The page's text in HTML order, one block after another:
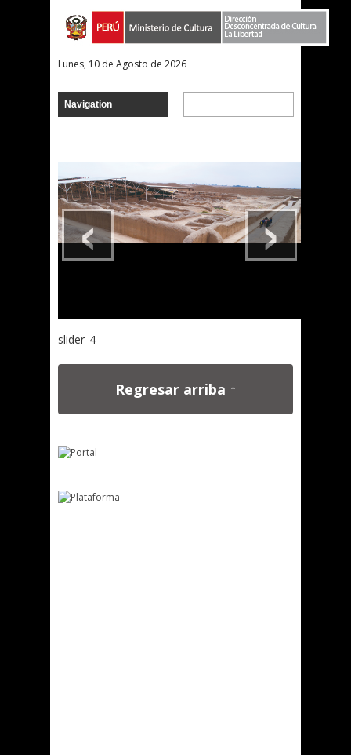
Lunes, 10 de Agosto de 2026
›
‹
slider_4
Regresar arriba ↑